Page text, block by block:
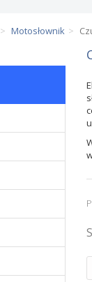
Motosłownik